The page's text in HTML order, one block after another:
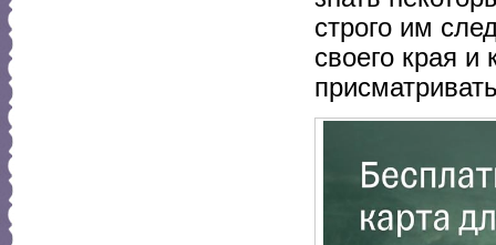
строго им
своего края